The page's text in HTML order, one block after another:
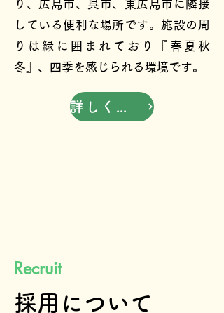
り、広島市、呉市、東広島市に隣接
している便利な場所です。施設の周
りは緑に囲まれており『春夏秋
冬』、四季を感じられる環境です。
詳しくみる
Recruit
採用について